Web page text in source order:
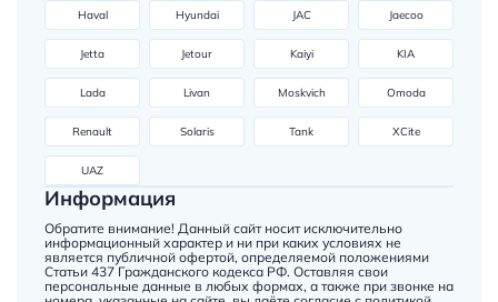
Haval Hyundai JAC Jaecoo
Jetta Jetour Kaiyi KIA
Lada Livan Moskvich Omoda
Renault Solaris Tank XCite
UAZ
Информация
Обратите внимание! Данный сайт носит исключительно
информационный характер и ни при каких условиях не
является публичной офертой, определяемой положениями
Статьи 437 Гражданского кодекса РФ. Оставляя свои
персональные данные в любых формах, а также при звонке на